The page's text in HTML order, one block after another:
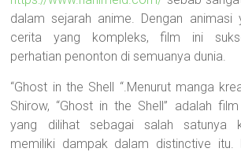
dalam sejarah anime. Dengan animasi
cerita yang kompleks, film ini
perhatian penonton di semuanya dunia.
“Ghost in the Shell “.Menurut manga
Shirow, “Ghost in the Shell” adalah
yang dilihat sebagai salah satunya
memiliki dampak dalam distinctive itu.